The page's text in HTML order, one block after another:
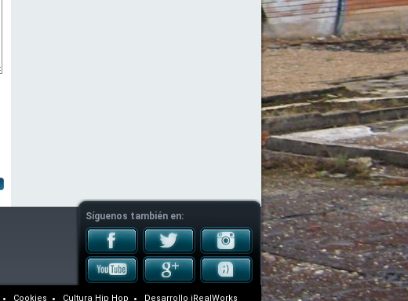
Síguenos también en:
Cookies Cultura Hip Hop Desarrollo iRealWorks